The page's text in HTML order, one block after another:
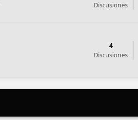
Discusiones
4
Discusiones